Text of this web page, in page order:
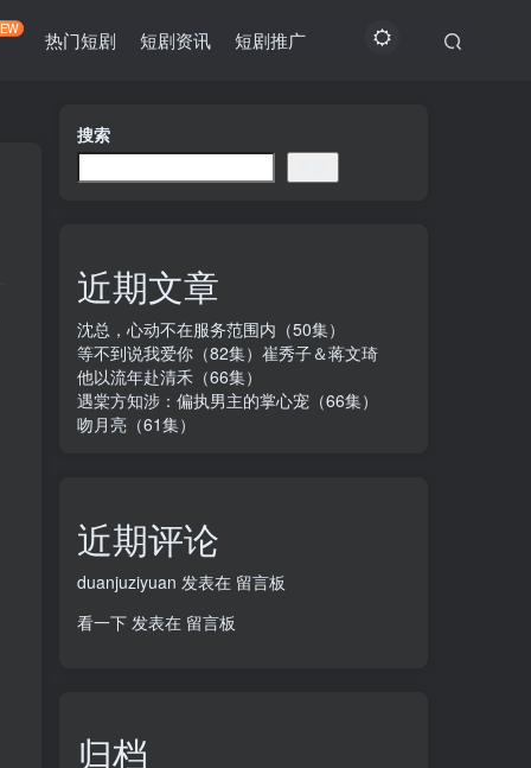
热门短剧 短剧资讯 短剧推广
搜索
近期文章
沈总，心动不在服务范围内（50集）
等不到说我爱你（82集）崔秀子＆蒋文琦
他以流年赴清禾（66集）
遇棠方知涉：偏执男主的掌心宠（66集）
吻月亮（61集）
近期评论
duanjuziyuan 发表在 留言板
看一下 发表在 留言板
归档